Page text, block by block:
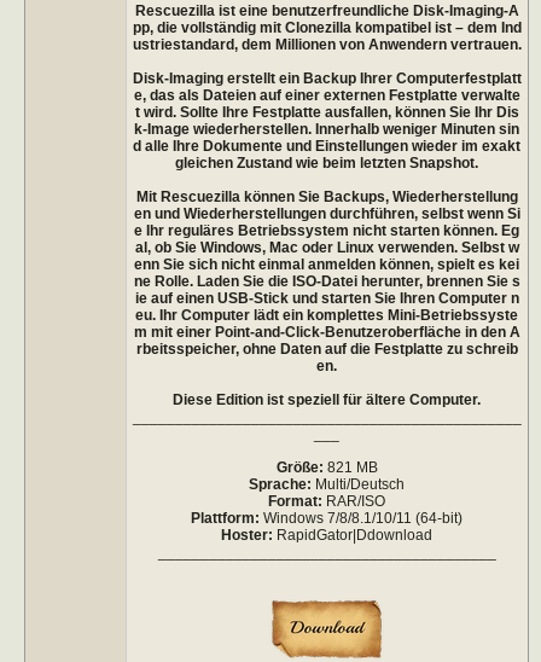
Rescuezilla ist eine benutzerfreundliche Disk-Imaging-A
pp, die vollständig mit Clonezilla kompatibel ist – dem Ind
ustriestandard, dem Millionen von Anwendern vertrauen.
Disk-Imaging erstellt ein Backup Ihrer Computerfestplatt
e, das als Dateien auf einer externen Festplatte verwalte
t wird. Sollte Ihre Festplatte ausfallen, können Sie Ihr Dis
k-Image wiederherstellen. Innerhalb weniger Minuten sin
d alle Ihre Dokumente und Einstellungen wieder im exakt
gleichen Zustand wie beim letzten Snapshot.
Mit Rescuezilla können Sie Backups, Wiederherstellung
en und Wiederherstellungen durchführen, selbst wenn Si
e Ihr reguläres Betriebssystem nicht starten können. Eg
al, ob Sie Windows, Mac oder Linux verwenden. Selbst w
enn Sie sich nicht einmal anmelden können, spielt es kei
ne Rolle. Laden Sie die ISO-Datei herunter, brennen Sie s
ie auf einen USB-Stick und starten Sie Ihren Computer n
eu. Ihr Computer lädt ein komplettes Mini-Betriebssyste
m mit einer Point-and-Click-Benutzeroberfläche in den A
rbeitsspeicher, ohne Daten auf die Festplatte zu schreib
en.
Diese Edition ist speziell für ältere Computer.
Größe: 821 MB
Sprache: Multi/Deutsch
Format: RAR/ISO
Plattform: Windows 7/8/8.1/10/11 (64-bit)
Hoster: RapidGator|Ddownload